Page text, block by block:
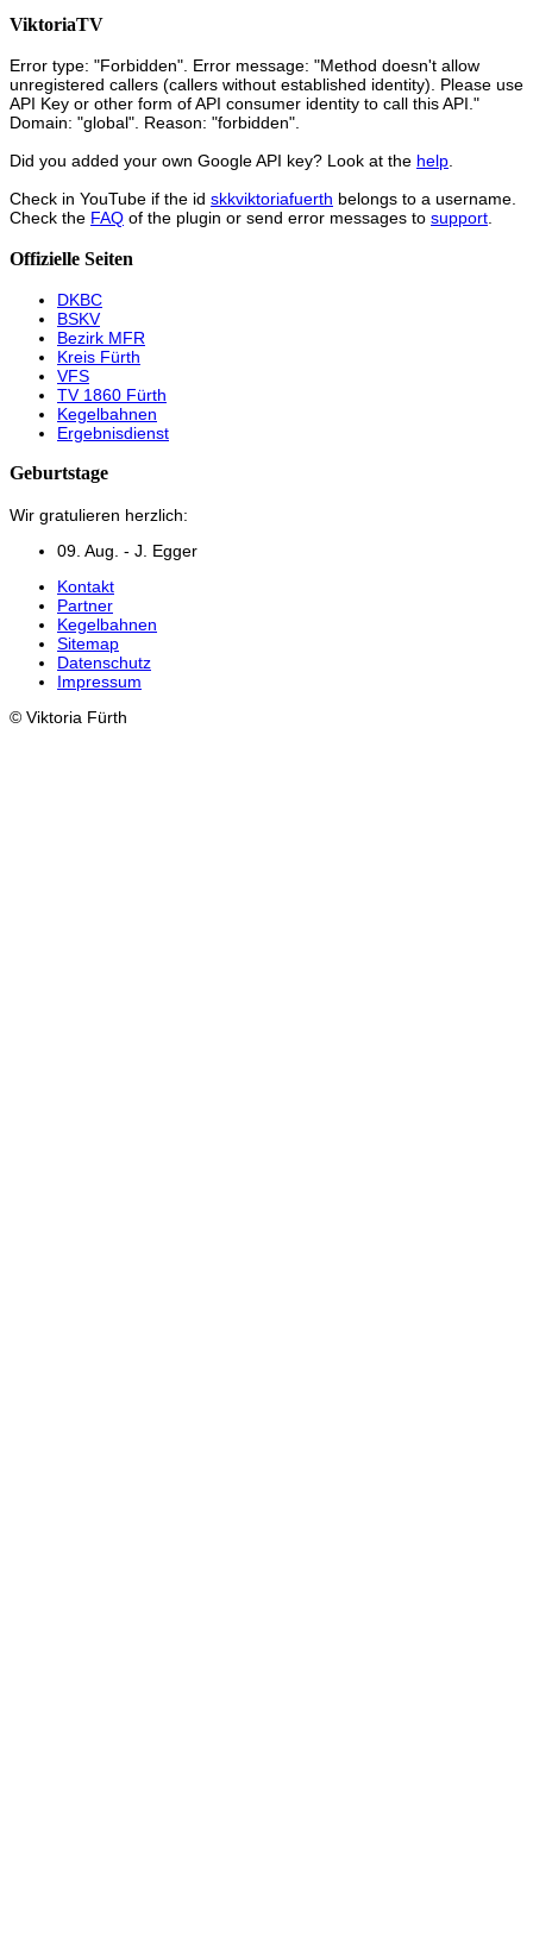
ViktoriaTV
Error type: "Forbidden". Error message: "Method doesn't allow
unregistered callers (callers without established identity). Please use
API Key or other form of API consumer identity to call this API."
Domain: "global". Reason: "forbidden".
Did you added your own Google API key? Look at the help
Check in YouTube if the id skkviktoriafuerth belongs to a username.
Check the FAQ of the plugin or send error messages to support
Offizielle Seiten
DKBC
BSKV
Bezirk MFR
Kreis Fürth
VFS
TV 1860 Fürth
Kegelbahnen
Ergebnisdienst
Geburtstage
Wir gratulieren herzlich:
09. Aug. - J. Egger
Kontakt
Partner
Kegelbahnen
Sitemap
Datenschutz
Impressum
© Viktoria Fürth